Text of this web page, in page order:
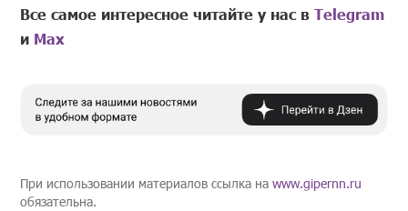
Все самое интересное читайте у нас вTelegram
и Mах
При использовании материалов ссылка наwww.gipernn.ru
обязательна.